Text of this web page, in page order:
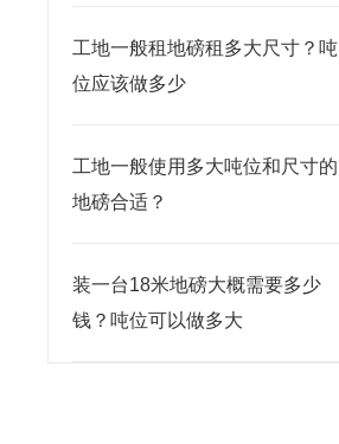
工地一般租地磅租多大尺寸？吨
位应该做多少
工地一般使用多大吨位和尺寸的
地磅合适？
装一台18米地磅大概需要多少
钱？吨位可以做多大